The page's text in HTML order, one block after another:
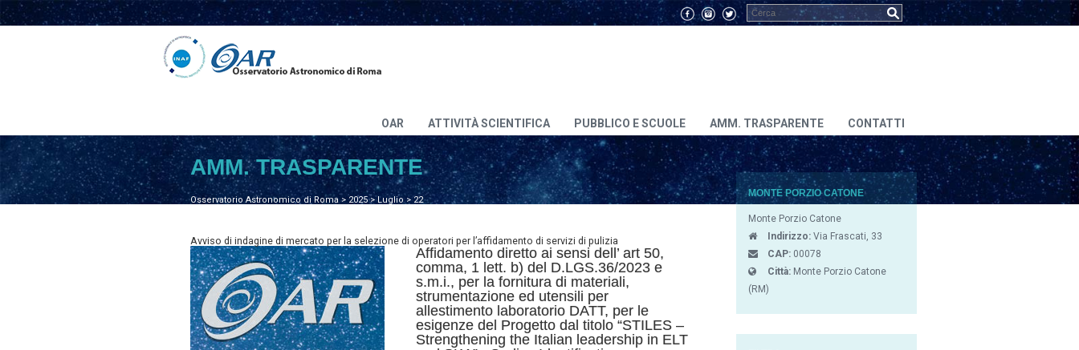
OAR ATTIVITÀ SCIENTIFICA PUBBLICO E SCUOLE AMM. TRASPARENTE CONTATTI
Osservatorio Astronomico di Roma> 2025>Luglio>22
AMM. TRASPARENTE
Avviso di indagine di mercato per la selezione di operatori per l’affidamento di servizi di pulizia
Affidamento diretto ai sensi dell’ art 50,
comma, 1 lett. b) del D.LGS.36/2023 e
s.m.i., per la fornitura di materiali,
strumentazione ed utensili per
allestimento laboratorio DATT, per le
esigenze del Progetto dal titolo “STILES –
Strengthening the Italian leadership in ELT
MONTE PORZIO CATONE
Monte Porzio Catone
Indirizzo: Via Frascati, 33
CAP: 00078
Città: Monte Porzio Catone
(RM)